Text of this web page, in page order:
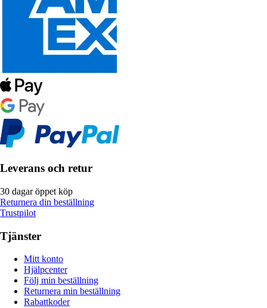
Leverans och retur
30 dagar öppet köp
Returnera din beställning
Trustpilot
Tjänster
Mitt konto
Hjälpcenter
Följ min beställning
Returnera min beställning
Rabattkoder